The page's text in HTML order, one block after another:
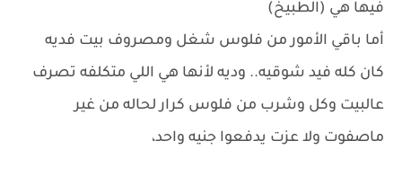
فيها هي (الطبيخ)
أما باقي الأمور من فلوس شغل ومصروف بيت فديه
كان كله فيد شوقيه.. وديه لأنها هي اللي متكلفه تصرف
عالبيت وكل وشرب من فلوس كرار لحاله من غير
ماصفوت ولا عزت يدفعوا جنيه واحد،